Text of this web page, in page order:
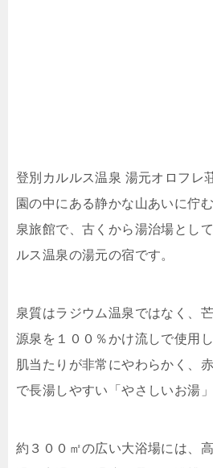
登別カルルス温泉 湯元オロフレ
園の中にある静かな山あいに佇
泉旅館で、古くから湯治場とし
ルス温泉の湯元の宿です。
泉質はラジウム温泉ではなく、
源泉を１００％かけ流しで使用
肌当たりが非常にやわらかく、
で長湯しやすい「やさしいお湯
約３００㎡の広い大浴場には、